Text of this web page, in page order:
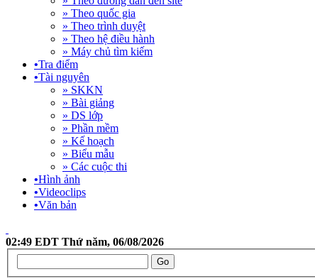
» Theo quốc gia
» Theo trình duyệt
» Theo hệ điều hành
» Máy chủ tìm kiếm
•Tra điểm
•Tài nguyên
» SKKN
» Bài giảng
» DS lớp
» Phần mềm
» Kế hoạch
» Biểu mẫu
» Các cuộc thi
•Hình ảnh
•Videoclips
•Văn bản
02:49 EDT Thứ năm, 06/08/2026